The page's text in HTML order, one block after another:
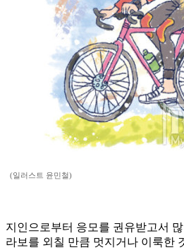
(일러스트 윤민철)
지인으로부터 응모를 권유받고서
라보를 외칠 만큼 멋지거나 이룩한